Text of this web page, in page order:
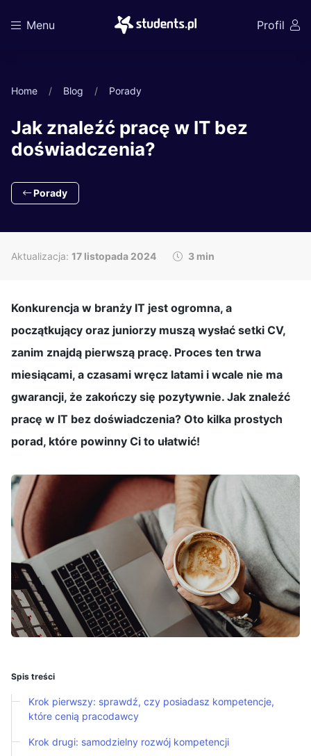
Menu Profil
Home Blog Porady
Jak znaleźć pracę w IT bez
doświadczenia?
Porady
Aktualizacja: 17 listopada 2024 3 min
Konkurencja w branży IT jest ogromna, a
początkujący oraz juniorzy muszą wysłać setki CV,
zanim znajdą pierwszą pracę. Proces ten trwa
miesiącami, a czasami wręcz latami i wcale nie ma
gwarancji, że zakończy się pozytywnie. Jak znaleźć
pracę w IT bez doświadczenia? Oto kilka prostych
porad, które powinny Ci to ułatwić!
Spis treści
Krok pierwszy: sprawdź, czy posiadasz kompetencje,
które cenią pracodawcy
Krok drugi: samodzielny rozwój kompetencji